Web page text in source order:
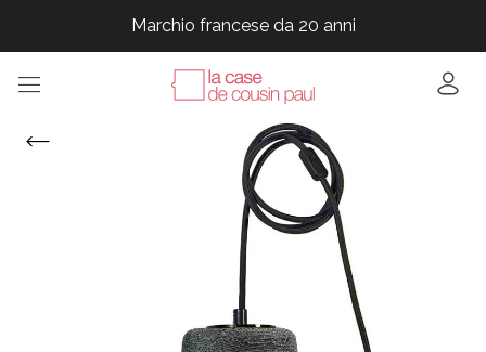
Marchio francese da 20 anni
Marchio francese da 20 anni
Marchio francese da 20 anni